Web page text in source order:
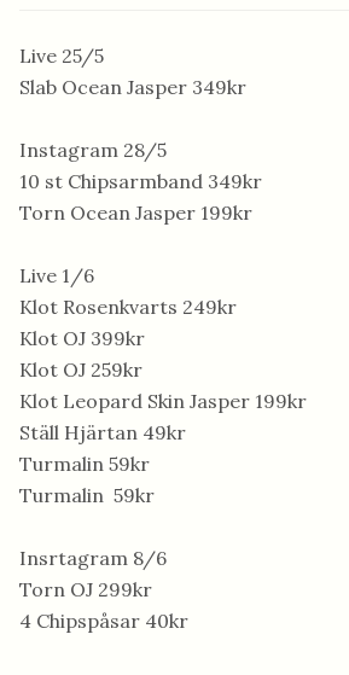
Live 25/5
Slab Ocean Jasper 349kr
Instagram 28/5
10 st Chipsarmband 349kr
Torn Ocean Jasper 199kr
Live 1/6
Klot Rosenkvarts 249kr
Klot OJ 399kr
Klot OJ 259kr
Klot Leopard Skin Jasper 199kr
Ställ Hjärtan 49kr
Turmalin 59kr
Turmalin 59kr
Insrtagram 8/6
Torn OJ 299kr
4 Chipspåsar 40kr